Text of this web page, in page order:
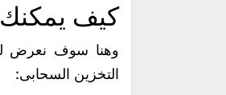
كيف يمكنك
التخزين السحابى: